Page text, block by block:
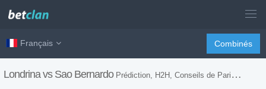
Français Combinés
Londrina vs Sao Bernardo Prédiction, H2H, Conseils de Paris et Prévision du Match